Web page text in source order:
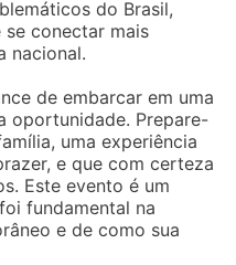
do Brasil,
conectar mais
nacional.
de embarcar em uma
oportunidade. Prepare-
uma experiência
e que com certeza
Este evento é um
fundamental na
e de como sua